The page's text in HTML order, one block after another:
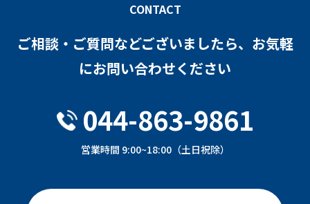
CONTACT
ご相談・ご質問などございましたら、お気軽
にお問い合わせください
044-863-9861
営業時間 9:00~18:00（土日祝除）